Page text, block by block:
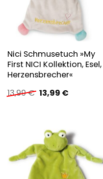
Nici Schmusetuch »My
First NICI Kollektion, Esel,
Herzensbrecher«
13,99€ Ursprünglicher
Preis
13,99 €Aktueller